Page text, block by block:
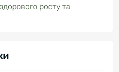
росту та